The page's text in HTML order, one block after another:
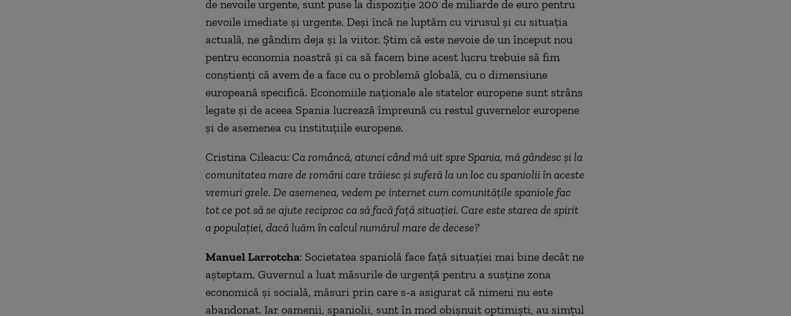
de nevoile urgente, sunt puse la dispoziție 200 de miliarde de euro pentru
nevoile imediate și urgente. Deși încă ne luptăm cu virusul și cu situația
actuală, ne gândim deja și la viitor. Știm că este nevoie de un început nou
pentru economia noastră și ca să facem bine acest lucru trebuie să fim
conștienți că avem de a face cu o problemă globală, cu o dimensiune
europeană specifică. Economiile naționale ale statelor europene sunt strâns
legate și de aceea Spania lucrează împreună cu restul guvernelor europene
și de asemenea cu instituțiile europene.
Cristina Cileacu: Ca româncă, atunci când mă uit spre Spania, mă gândesc și la
comunitatea mare de români care trăiesc și suferă la un loc cu spaniolii în aceste
vremuri grele. De asemenea, vedem pe internet cum comunitățile spaniole fac
tot ce pot să se ajute reciproc ca să facă față situației. Care este starea de spirit
a populației, dacă luăm în calcul numărul mare de decese?
Manuel Larrotcha: Societatea spaniolă face față situației mai bine decât ne
așteptam. Guvernul a luat măsurile de urgență pentru a susține zona
economică și socială, măsuri prin care s-a asigurat că nimeni nu este
abandonat. Iar oamenii, spaniolii, sunt în mod obișnuit optimiști, au simțul